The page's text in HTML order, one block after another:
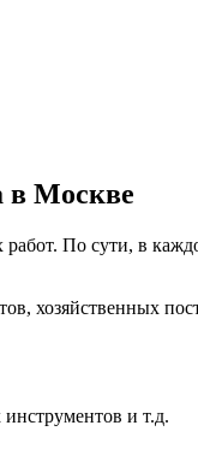
в Москве
По сути, в
хозяйственных
и т.д.